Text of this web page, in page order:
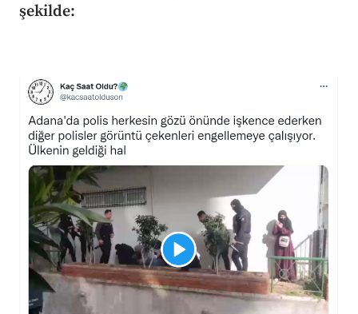
şekilde: